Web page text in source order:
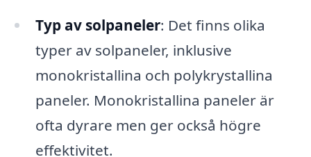
Typ av solpaneler: Det finns olika
typer av solpaneler, inklusive
monokristallina och polykrystallina
paneler. Monokristallina paneler är
ofta dyrare men ger också högre
effektivitet.